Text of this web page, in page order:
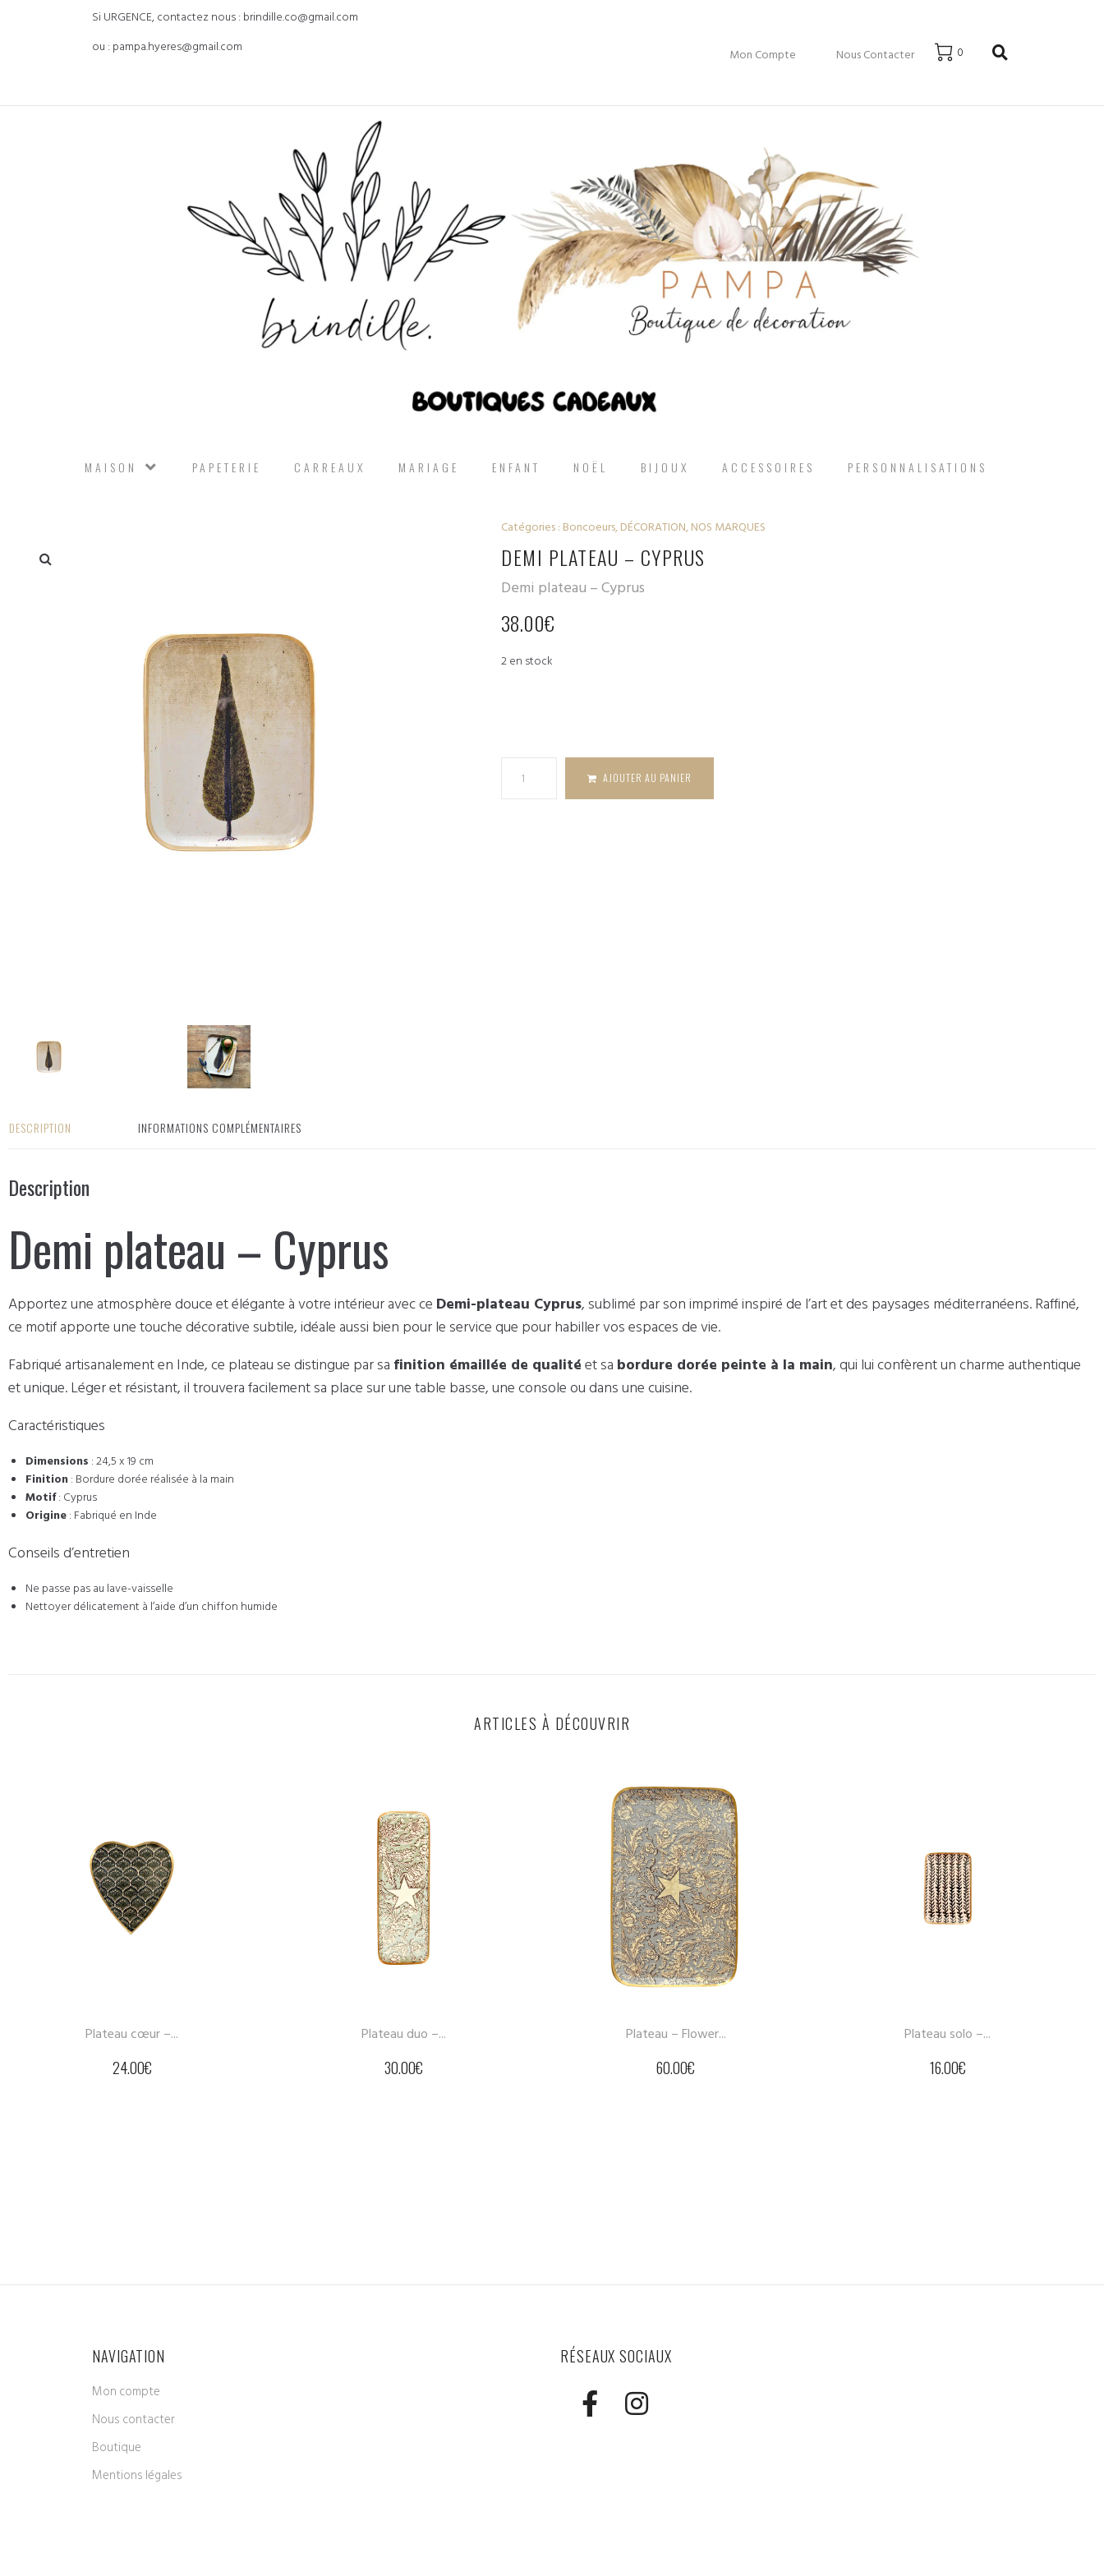
Si URGENCE, contactez nous : brindille.co@gmail.com
ou : pampa.hyeres@gmail.com
Mon Compte Nous Contacter 0
MAISON PAPETERIE CARREAUX MARIAGE ENFANT NOËL BIJOUX ACCESSOIRES PERSONNALISATIONS
Catégories : Boncoeurs,DÉCORATION,NOS MARQUES
DEMI PLATEAU – CYPRUS
Demi plateau – Cyprus
38.00€
2 en stock
AJOUTER AU PANIER
DESCRIPTION INFORMATIONS COMPLÉMENTAIRES
Description
Demi plateau – Cyprus
Apportez une atmosphère douce et élégante à votre intérieur avec ce Demi-plateau Cyprus, sublimé par son imprimé inspiré de l’art et des paysages méditerranéens. Raffiné,
ce motif apporte une touche décorative subtile, idéale aussi bien pour le service que pour habiller vos espaces de vie.
Fabriqué artisanalement en Inde, ce plateau se distingue par sa finition émaillée de qualitéet sa bordure dorée peinte à la main, qui lui confèrent un charme authentique
et unique. Léger et résistant, il trouvera facilement sa place sur une table basse, une console ou dans une cuisine.
Caractéristiques
Dimensions : 24,5 x 19 cm
Finition: Bordure dorée réalisée à la main
Motif: Cyprus
Origine: Fabriqué en Inde
Conseils d’entretien
Ne passe pas au lave-vaisselle
Nettoyer délicatement à l’aide d’un chiffon humide
ARTICLES À DÉCOUVRIR
NAVIGATION
Mon compte
Nous contacter
Boutique
Mentions légales
RÉSEAUX SOCIAUX